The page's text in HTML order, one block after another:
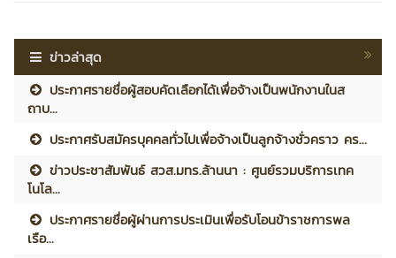
ข่าวล่าสุด
ประกาศรายชื่อผู้สอบคัดเลือกได้เพื่อจ้างเป็นพนักงานในส
ถาบ...
ประกาศรับสมัครบุคคลทั่วไปเพื่อจ้างเป็นลูกจ้างชั่วคราว คร...
ข่าวประชาสัมพันธ์ สวส.มทร.ล้านนา : ศูนย์รวมบริการเทค
โนโล...
ประกาศรายชื่อผู้ผ่านการประเมินเพื่อรับโอนข้าราชการพล
เรือ...